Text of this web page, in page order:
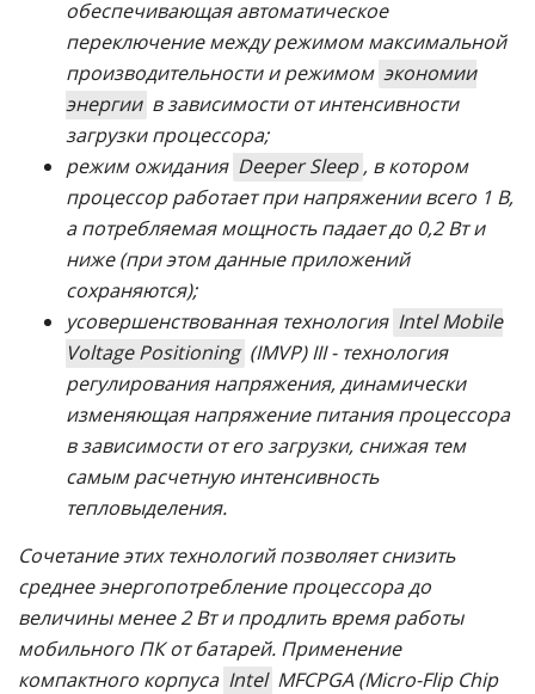
обеспечивающая автоматическое
переключение между режимом максимальной
производительности и режимом экономии
энергии в зависимости от интенсивности
загрузки процессора;
режим ожидания Deeper Sleep , в котором
процессор работает при напряжении всего 1 В,
а потребляемая мощность падает до 0,2 Вт и
ниже (при этом данные приложений
сохраняются);
усовершенствованная технология Intel Mobile
Voltage Positioning (IMVP) III - технология
регулирования напряжения, динамически
изменяющая напряжение питания процессора
в зависимости от его загрузки, снижая тем
самым расчетную интенсивность
тепловыделения.
Сочетание этих технологий позволяет снизить
среднее энергопотребление процессора до
величины менее 2 Вт и продлить время работы
мобильного ПК от батарей. Применение
компактного корпуса Intel МFCPGA (Micro-Flip Chip